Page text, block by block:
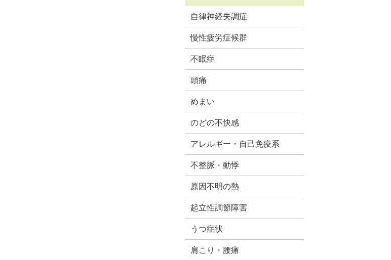
自律神経失調症
慢性疲労症候群
不眠症
頭痛
めまい
のどの不快感
アレルギー・自己免疫系
不整脈・動悸
原因不明の熱
起立性調節障害
うつ症状
肩こり・腰痛